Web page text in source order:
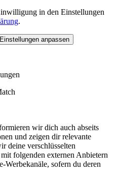
in den Einstellungen
.
Einstellungen anpassen
wir dich auch abseits
und zeigen dir relevante
deine verschlüsselten
folgenden externen Anbietern
Werbekanäle, sofern du deren